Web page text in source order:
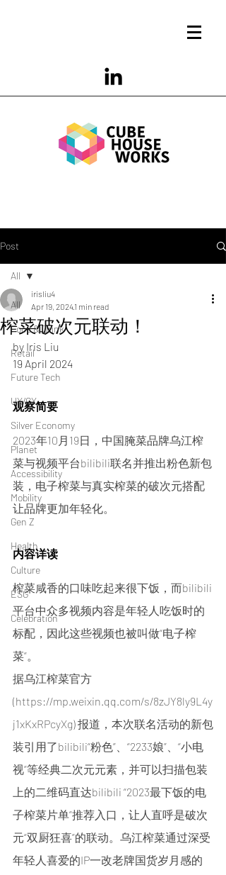
Post
All
Food & Drink
Retail
Future Tech
UX/CX
Silver Economy
Planet
Accessibility
Mobility
Gen Z
Health
Culture
ESG
Celebration
All
榨菜破次元联动！
irisliu4
Apr 19, 20241 min read
by Iris Liu
19 April 2024
观察简要
2023年10月19日，中国腌菜品牌乌江榨
菜与视频平台bilibili联名并推出粉色新包
装，电子榨菜与真实榨菜的破次元搭配
让品牌更加年轻化。
内容详读
榨菜咸香的口味吃起来很下饭，而bilibili
平台中众多视频内容是年轻人吃饭时的
标配，因此这些视频也被叫做“电子榨
菜”。
据乌江榨菜官方
(https://mp.weixin.qq.com/s/8zJY8ly9L4y
j1xKxRPcyXg) 报道，本次联名活动的新包
装引用了bilibili“粉色”、“2233娘”、“小电
视”等经典二次元元素，并可以扫描包装
上的二维码直达bilibili “2023最下饭的电
子榨菜片单”推荐入口，让人直呼是破次
元“双厨狂喜”的联动。乌江榨菜通过深受
年轻人喜爱的IP一改老牌国货岁月感的